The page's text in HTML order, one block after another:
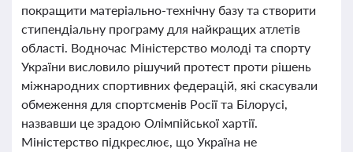
покращити матеріально-технічну базу та створити
стипендіальну програму для найкращих атлетів
області. Водночас Міністерство молоді та спорту
України висловило рішучий протест проти рішень
міжнародних спортивних федерацій, які скасували
обмеження для спортсменів Росії та Білорусі,
назвавши це зрадою Олімпійської хартії.
Міністерство підкреслює, що Україна не